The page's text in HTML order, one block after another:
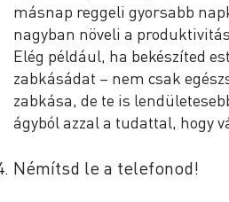
másnap reggeli gyorsabb
nagyban növeli a
Elég például, ha bekészíted
zabkásádat – nem csak
zabkása, de te is
ágyból azzal a tudattal, hogy
Némítsd le a telefonod!